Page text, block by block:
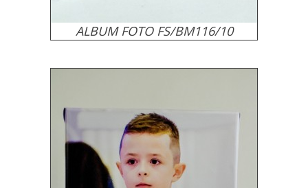
ALBUM FOTO FS/BM116/10